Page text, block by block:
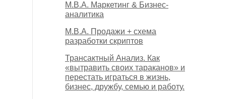
M.B.A. Маркетинг & Бизнес-
аналитика
M.B.A. Продажи + схема
разработки скриптов
Трансактный Анализ. Как
«вытравить своих тараканов» и
перестать играться в жизнь,
бизнес, дружбу, семью и работу.